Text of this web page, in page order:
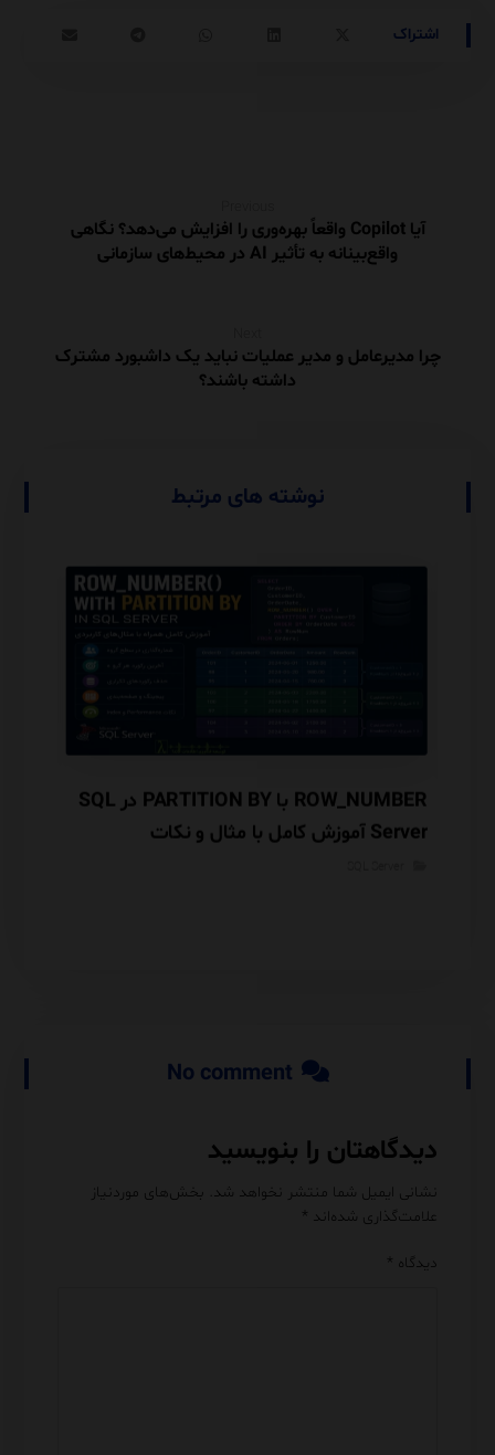
آیا Copilot واقعاً بهره‌وری را افزایش می‌دهد؟ نگاهی
واقع‌بینانه به تأثیر AI در محیط‌های سازمانی
چرا مدیرعامل و مدیر عملیات نباید یک داشبورد مشترک
داشته باشند؟
نوشته های مرتبط
ROW_NUMBER با PARTITION BY در SQL
Server آموزش کامل با مثال و نکات
No comment
دیدگاهتان را بنویسید
نشانی ایمیل شما منتشر نخواهد شد. بخش‌های موردنیاز
علامت‌گذاری شده‌اند *
دیدگاه *